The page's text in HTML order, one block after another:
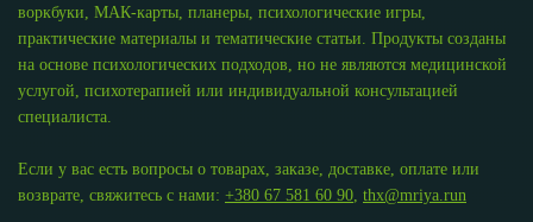
воркбуки, МАК-карты, планеры, психологические игры,
практические материалы и тематические статьи. Продукты созданы
на основе психологических подходов, но не являются медицинской
услугой, психотерапией или индивидуальной консультацией
специалиста.
Если у вас есть вопросы о товарах, заказе, доставке, оплате или
возврате, свяжитесь с нами: +380 67 581 60 90, thx@mriya.run